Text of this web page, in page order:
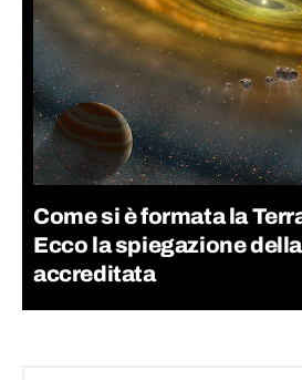
Come si è formata la
Ecco la spiegazione
accreditata